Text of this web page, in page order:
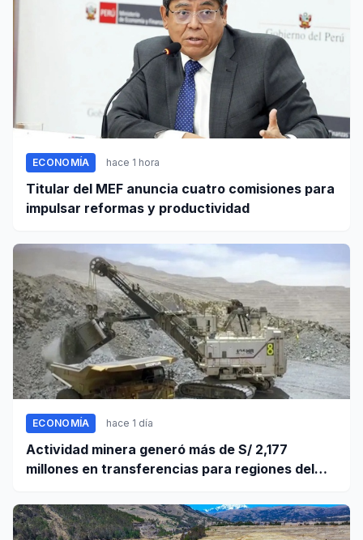
ECONOMÍA hace 1 hora
Titular del MEF anuncia cuatro comisiones para
impulsar reformas y productividad
ECONOMÍA hace 1 día
Actividad minera generó más de S/ 2,177
millones en transferencias para regiones del